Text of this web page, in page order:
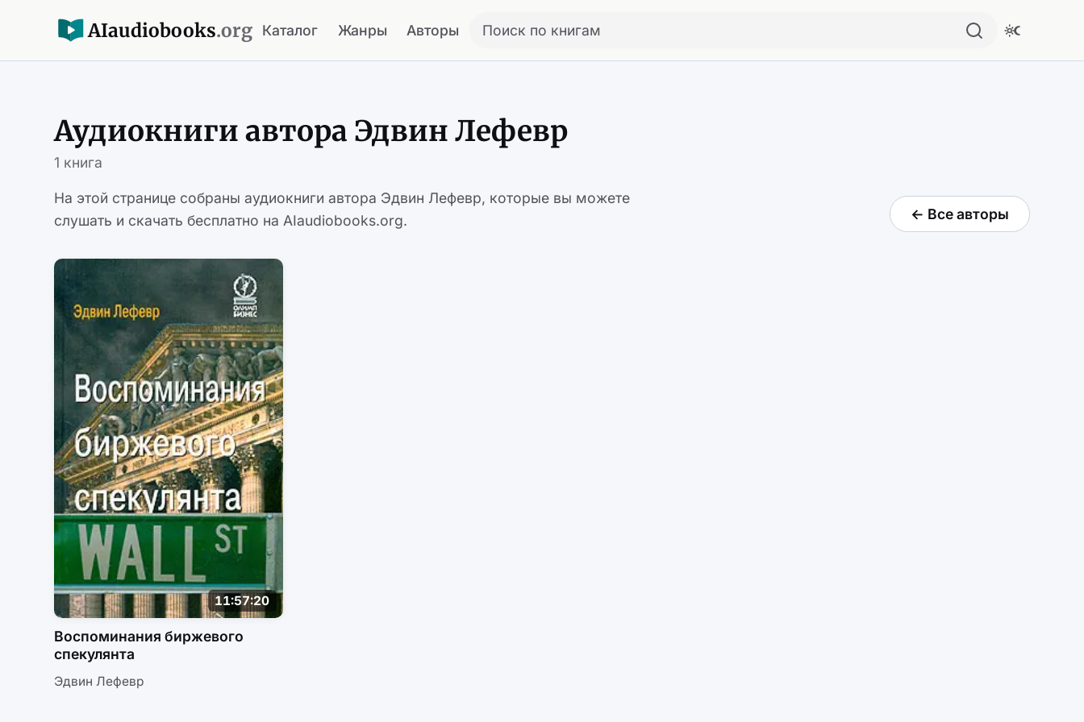
AIaudiobooks.org Каталог Жанры Авторы Поиск по книгам
Аудиокниги автора Эдвин Лефевр
1 книга
На этой странице собраны аудиокниги автора Эдвин Лефевр, которые вы можете
слушать и скачать бесплатно на AIaudiobooks.org.
← Все авторы
11:57:20
Воспоминания биржевого
спекулянта
Эдвин Лефевр